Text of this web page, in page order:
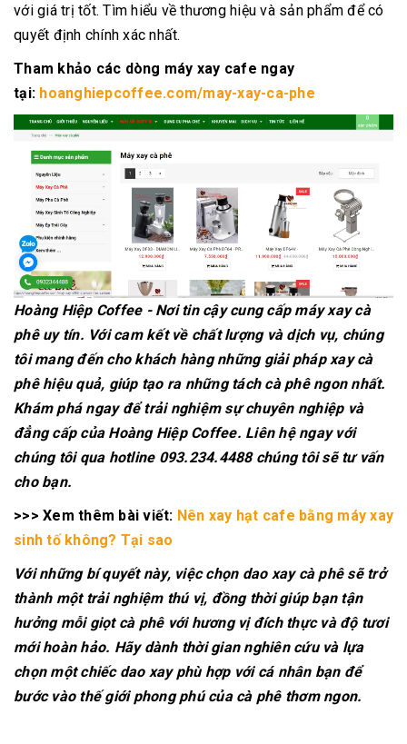
với giá trị tốt. Tìm hiểu về thương hiệu và sản phẩm để có
quyết định chính xác nhất.
Tham khảo các dòng máy xay cafe ngay
tại: hoanghiepcoffee.com/may-xay-ca-phe
Hoàng Hiệp Coffee - Nơi tin cậy cung cấp máy xay cà
phê uy tín. Với cam kết về chất lượng và dịch vụ, chúng
tôi mang đến cho khách hàng những giải pháp xay cà
phê hiệu quả, giúp tạo ra những tách cà phê ngon nhất.
Khám phá ngay để trải nghiệm sự chuyên nghiệp và
đẳng cấp của Hoàng Hiệp Coffee. Liên hệ ngay với
chúng tôi qua hotline 093.234.4488 chúng tôi sẽ tư vấn
cho bạn.
>>> Xem thêm bài viết: Nên xay hạt cafe bằng máy xay
sinh tố không? Tại sao
Với những bí quyết này, việc chọn dao xay cà phê sẽ trở
thành một trải nghiệm thú vị, đồng thời giúp bạn tận
hưởng mỗi giọt cà phê với hương vị đích thực và độ tươi
mới hoàn hảo. Hãy dành thời gian nghiên cứu và lựa
chọn một chiếc dao xay phù hợp với cá nhân bạn để
bước vào thế giới phong phú của cà phê thơm ngon.